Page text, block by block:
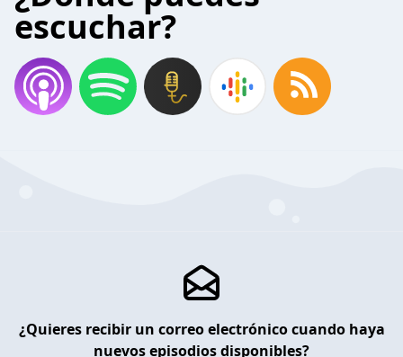
escuchar?
¿Quieres recibir un correo electrónico cuando haya
nuevos episodios disponibles?